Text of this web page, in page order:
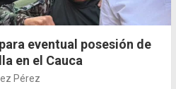
eventual posesión de
en el Cauca
Pérez